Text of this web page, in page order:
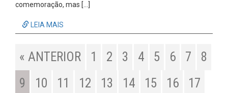
comemoração, mas […]
LEIA MAIS
« ANTERIOR 1 2 3 4 5 6 7
8
9
10 11 12 13 14 15 16
17